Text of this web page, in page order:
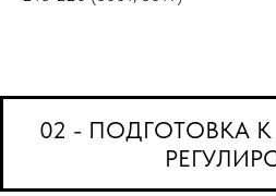
02 - ПОДГОТОВКА